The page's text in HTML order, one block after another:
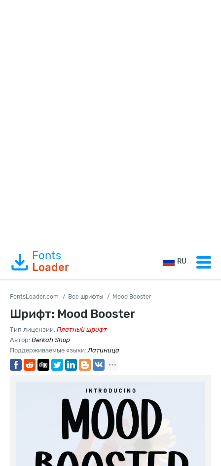
Fonts
Loader
RU
FontsLoader.com Все шрифты Mood Booster
Шрифт: Mood Booster
Тип лицензии: Платный шрифт
Автор: Berkah Shop
Поддерживаемые языки:Латиница